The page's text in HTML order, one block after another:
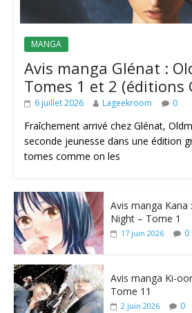
MANGA
Avis manga Glénat :
Tomes 1 et 2 (éditions
6 juillet 2026 Lageekroom 0
Fraîchement arrivé chez Glénat,
seconde jeunesse dans une édition
tomes comme on les
Avis manga Kana
Night – Tome 1
17 juin 2026 0
Avis manga Ki-
Tome 11
2 juin 2026 0